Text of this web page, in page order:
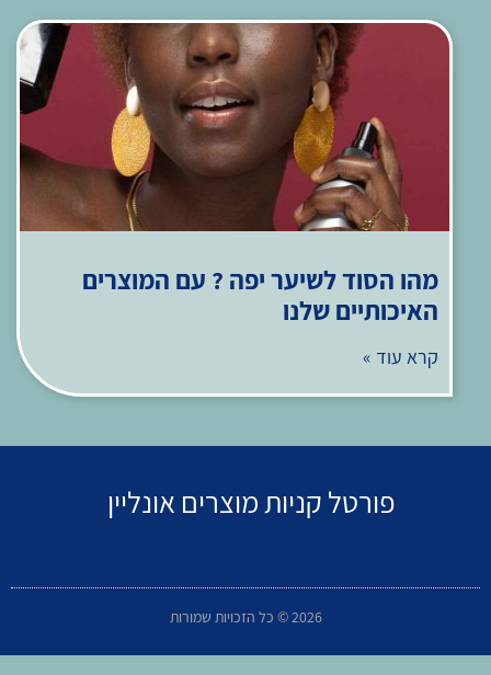
מהו הסוד לשיער יפה ? עם המוצרים
האיכותיים שלנו
קרא עוד »
פורטל קניות מוצרים אונליין
2026 © כל הזכויות שמורות